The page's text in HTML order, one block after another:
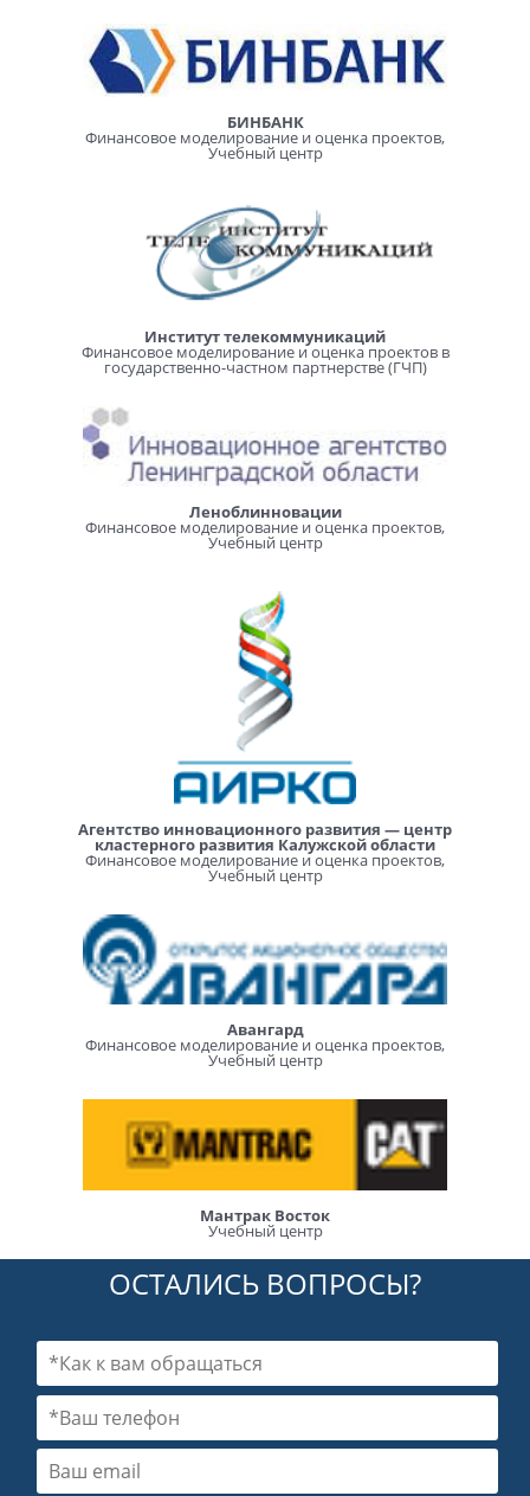
БИНБАНК
Финансовое моделирование и оценка проектов,
Учебный центр
Институт телекоммуникаций
Финансовое моделирование и оценка проектов в
государственно-частном партнерстве (ГЧП)
Леноблинновации
Финансовое моделирование и оценка проектов,
Учебный центр
Агентство инновационного развития — центр
кластерного развития Калужской области
Финансовое моделирование и оценка проектов,
Учебный центр
Авангард
Финансовое моделирование и оценка проектов,
Учебный центр
Мантрак Восток
Учебный центр
ОСТАЛИСЬ ВОПРОСЫ?